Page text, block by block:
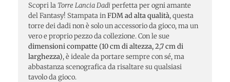
Scopri laTorre Lancia Dadi perfetta per ogni amante
del Fantasy! Stampata inFDM ad alta qualità, questa
torre dei dadi non è solo un accessorio da gioco, ma un
vero e proprio pezzo da collezione. Con le sue
dimensioni compatte (10 cm di altezza, 2,7 cm di
larghezza), è ideale da portare sempre con sé, ma
abbastanza scenografica da risaltare su qualsiasi
tavolo da gioco.